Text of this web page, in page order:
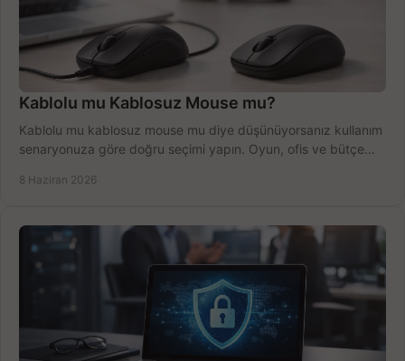
Kablolu mu Kablosuz Mouse mu?
Kablolu mu kablosuz mouse mu diye düşünüyorsanız kullanım
senaryonuza göre doğru seçimi yapın. Oyun, ofis ve bütçe
8 Haziran 2026